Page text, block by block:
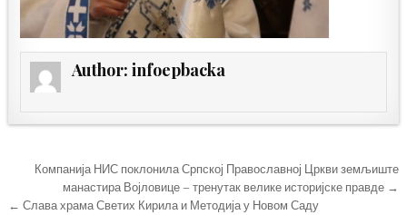
Author:infoepbacka
Кретање
чланка
Компанија НИС поклонила Српској Православној Цркви земљиште
манастира Војловице – тренутак велике историјске правде →
← Слава храма Светих Кирила и Методија у Новом Саду